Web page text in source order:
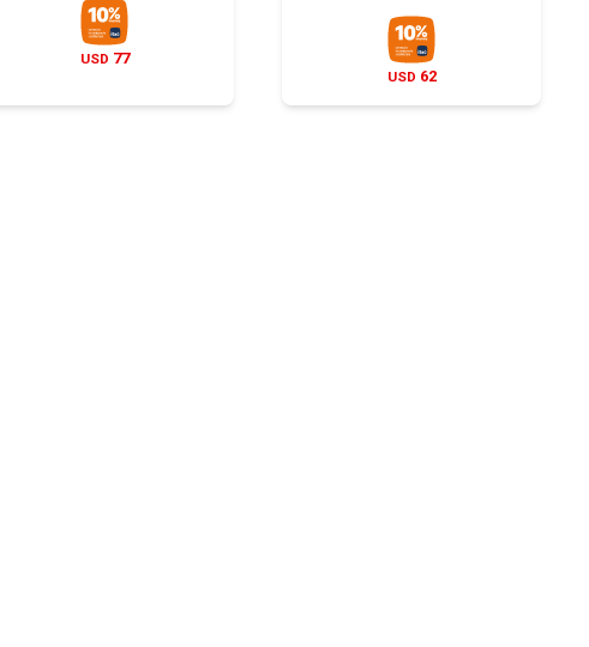
USD 77
USD 62